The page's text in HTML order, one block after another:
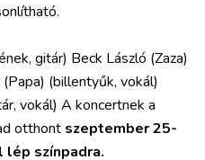
gitár) Beck László (Zaza)
(billentyűk, vokál)
vokál) A koncertnek a
otthont szeptember 25-
színpadra.